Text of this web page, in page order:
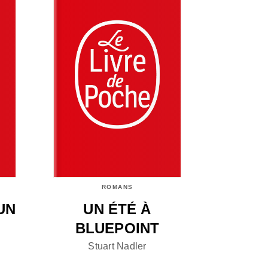
ROMANS
UN ÉTÉ À
BLUEPOINT
Stuart Nadler